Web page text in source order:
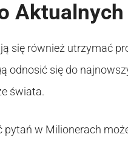
Aktualnych
się również utrzymać
odnosić się do
świata.
pytań w Milionerach